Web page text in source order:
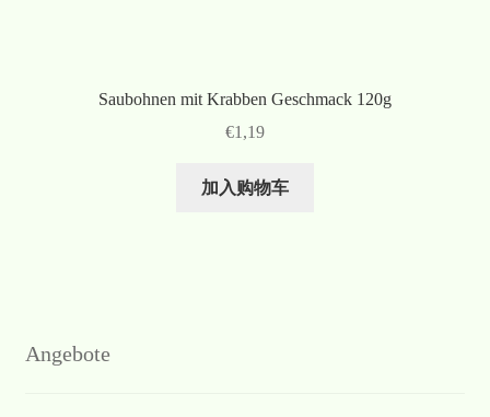
Saubohnen mit Krabben Geschmack 120g
€1,19
加入购物车
Angebote